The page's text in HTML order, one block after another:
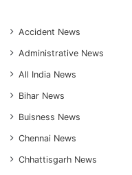
Accident News
Administrative News
All India News
Bihar News
Buisness News
Chennai News
Chhattisgarh News